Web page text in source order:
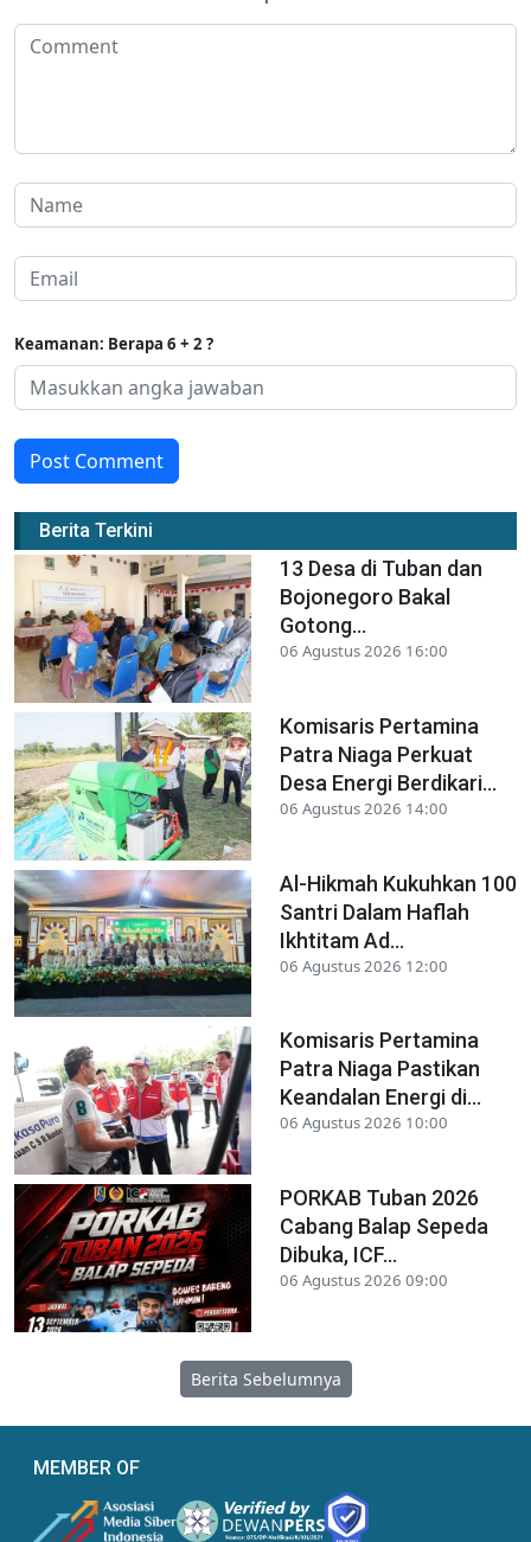
Keamanan: Berapa 6 + 2 ?
Post Comment
Berita Terkini
13 Desa di Tuban dan
Bojonegoro Bakal
Gotong...
06 Agustus 2026 16:00
Komisaris Pertamina
Patra Niaga Perkuat
Desa Energi Berdikari...
06 Agustus 2026 14:00
Al-Hikmah Kukuhkan 100
Santri Dalam Haflah
Ikhtitam Ad...
06 Agustus 2026 12:00
Komisaris Pertamina
Patra Niaga Pastikan
Keandalan Energi di...
06 Agustus 2026 10:00
PORKAB Tuban 2026
Cabang Balap Sepeda
Dibuka, ICF...
06 Agustus 2026 09:00
Berita Sebelumnya
MEMBER OF